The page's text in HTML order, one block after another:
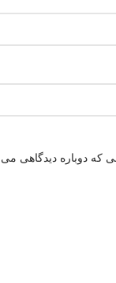
که دوباره دیدگاهی